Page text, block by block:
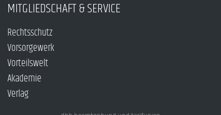
MITGLIEDSCHAFT & SERVICE
Rechtsschutz
Vorsorgewerk
Vorteilswelt
Akademie
Verlag